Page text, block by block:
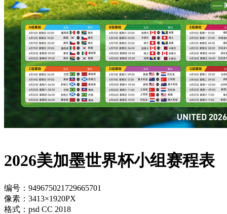
2026美加墨世界杯小组赛程表
编号：949675021729665701
像素：3413×1920PX
格式：psd CC 2018